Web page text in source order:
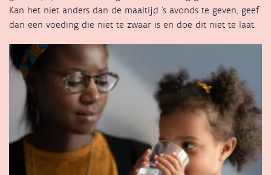
Kan het niet anders dan de maaltijd ’s avonds te geven, geef
dan een voeding die niet te zwaar is en doe dit niet te laat.